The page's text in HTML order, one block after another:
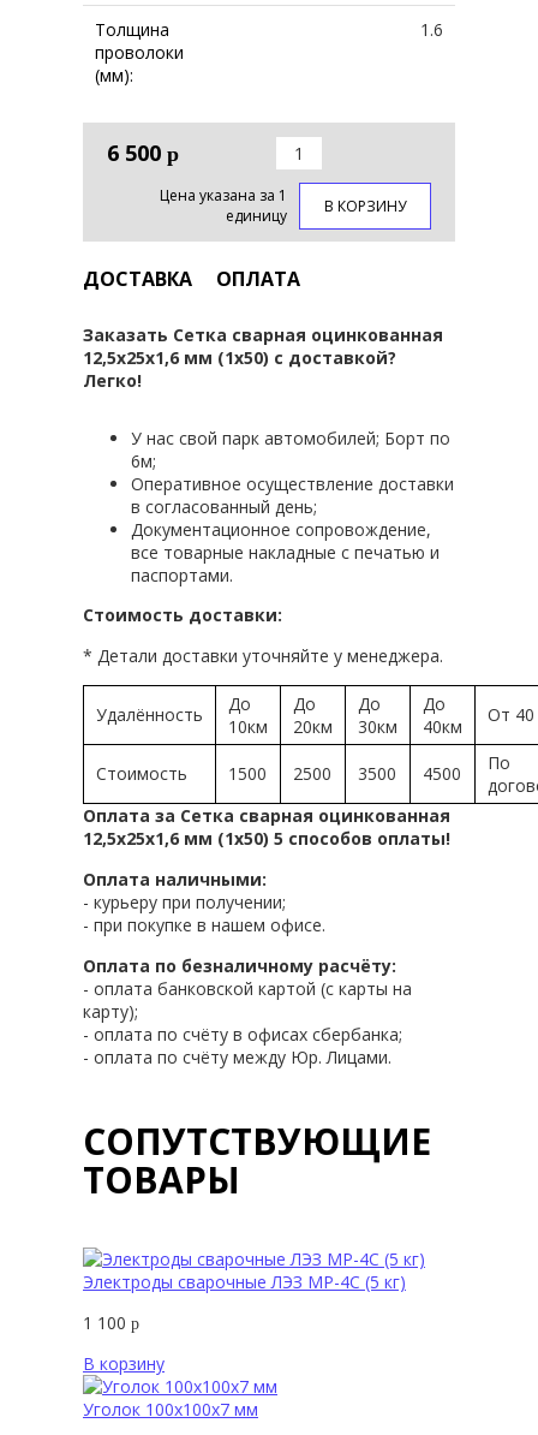
Толщина
проволоки
(мм):
1.6
6 500 р
Цена указана за 1
единицу
В КОРЗИНУ
ДОСТАВКА ОПЛАТА
Заказать Сетка сварная оцинкованная
12,5х25х1,6 мм (1х50) с доставкой?
Легко!
У нас свой парк автомобилей; Борт по
6м;
Оперативное осуществление доставки
в согласованный день;
Документационное сопровождение,
все товарные накладные с печатью и
паспортами.
Стоимость доставки:
* Детали доставки уточняйте у менеджера.
Удалённость
До
10км
До
20км
До
30км
До
40км
От 40
Стоимость 1500 2500 3500 4500
По
Оплата за Сетка сварная оцинкованная
12,5х25х1,6 мм (1х50) 5 способов оплаты!
Оплата наличными:
- курьеру при получении;
- при покупке в нашем офисе.
Оплата по безналичному расчёту:
- оплата банковской картой (с карты на
карту);
- оплата по счёту в офисах сбербанка;
- оплата по счёту между Юр. Лицами.
СОПУТСТВУЮЩИЕ
ТОВАРЫ
Электроды сварочные ЛЭЗ МР-4С (5 кг)
1 100 р
В корзину
Уголок 100х100х7 мм